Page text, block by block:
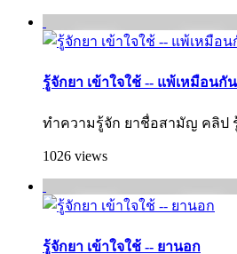
รู้จักยา เข้าใจใช้ -- แพ้เหมือนกัน
ทำความรู้จัก ยาชื่อสามัญ คลิป
1026 views
รู้จักยา เข้าใจใช้ -- ยานอก